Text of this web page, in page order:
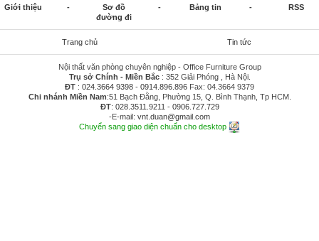
Giới thiệu -
Sơ đồ
đường đi
- Bảng tin - RSS
Trang chủ Tin tức
Nội thất văn phòng chuyên nghiệp - Office Furniture Group
Trụ sở Chính - Miền Bắc: 352 Giải Phóng , Hà Nội.
ĐT : 024.3664 9398 - 0914.896.896 Fax: 04.3664 9379
Chi nhánh Miền Nam:51 Bạch Đằng, Phường 15, Q. Bình Thạnh, Tp HCM.
ĐT: 028.3511.9211 - 0906.727.729
-E-mail: vnt.duan@gmail.com
Chuyển sang giao diện chuẩn cho desktop